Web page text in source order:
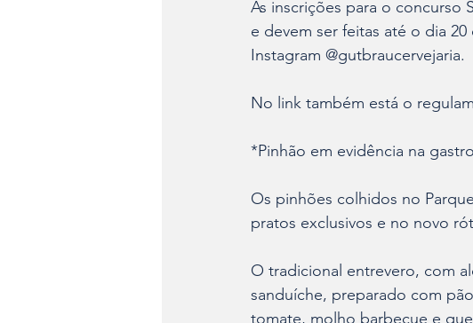
As inscrições para o concurso
e devem ser feitas até o dia
Instagram @gutbraucervejaria.
No link também está o
*Pinhão em evidência na
Os pinhões colhidos no
pratos exclusivos e no novo
O tradicional entrevero, com
sanduíche, preparado com
tomate, molho barbecue e